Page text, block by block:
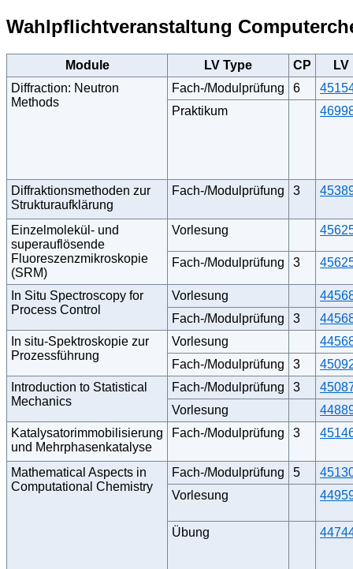
Wahlpflichtveranstaltung
Module LV Type CP
LV
Diffraction: Neutron
Methods
Fach-/Modulprüfung 6
Praktikum
Diffraktionsmethoden zur
Strukturaufklärung
Fach-/Modulprüfung 3
Einzelmolekül- und
superauflösende
Fluoreszenzmikroskopie
(SRM)
Vorlesung
Fach-/Modulprüfung 3
In Situ Spectroscopy for
Process Control
Vorlesung
Fach-/Modulprüfung
3
In situ-Spektroskopie zur
Prozessführung
Vorlesung
Fach-/Modulprüfung
3
Introduction to Statistical
Mechanics
Fach-/Modulprüfung 3
Vorlesung
Katalysatorimmobilisierung
und Mehrphasenkatalyse
Fach-/Modulprüfung 3
Mathematical Aspects in
Computational Chemistry
Fach-/Modulprüfung 5
Vorlesung
Übung